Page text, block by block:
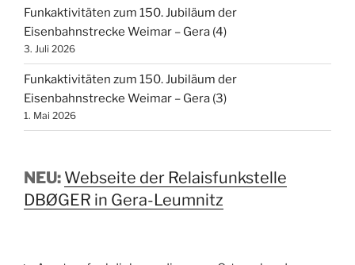
Funkaktivitäten zum 150. Jubiläum der
Eisenbahnstrecke Weimar – Gera (4)
3. Juli 2026
Funkaktivitäten zum 150. Jubiläum der
Eisenbahnstrecke Weimar – Gera (3)
1. Mai 2026
NEU: Webseite der Relaisfunkstelle
DBØGER in Gera-Leumnitz